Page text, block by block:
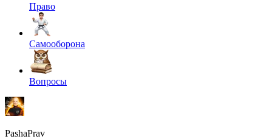
Право
Самооборона
Вопросы
PashaPrav